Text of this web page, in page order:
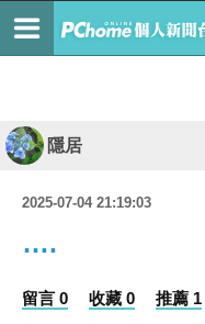
隱居
2025-07-04 21:19:03
….
留言 0 收藏 0 推薦 1